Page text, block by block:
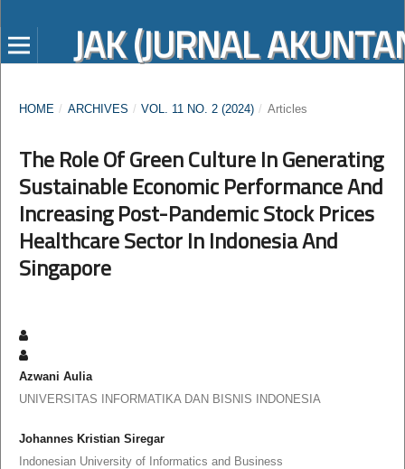
JAK (JURNAL
HOME / ARCHIVES / VOL. 11 NO. 2 (2024) / Articles
The Role Of Green Culture In Generating
Sustainable Economic Performance And
Increasing Post-Pandemic Stock Prices
Healthcare Sector In Indonesia And
Singapore
Azwani Aulia
UNIVERSITAS INFORMATIKA DAN BISNIS INDONESIA
Johannes Kristian Siregar
Indonesian University of Informatics and Business